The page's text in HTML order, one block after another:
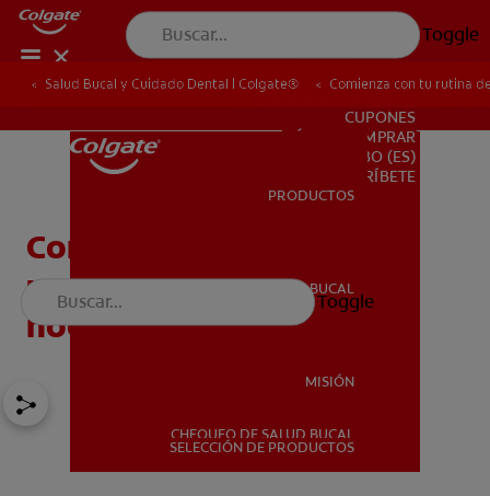
Toggle
PRODUCTOS
SALUD BUCAL
PARA PROFESIONALES
CUPONES
DÓNDE COMPRAR
BO (ES)
SUSCRÍBETE
PRODUCTOS
SALUD BUCAL
MISIÓN
CHEQUEO DE SALUD BUCAL
SELECCIÓN DE PRODUCTOS
Toggle
Salud Bucal y Cuidado Dental | Colgate® Comienza con tu rutina
Consejos para comenzar
una rutina de cepillado
nocturno